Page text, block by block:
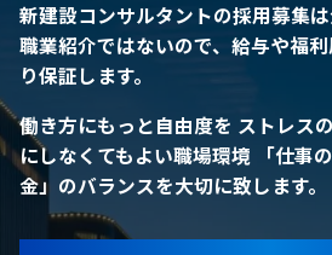
新建設コンサルタントの採用募集は
職業紹介ではないので、給与や福
り保証します。
働き方にもっと自由度を ストレス
にしなくてもよい職場環境 「仕事
金」のバランスを大切に致します。